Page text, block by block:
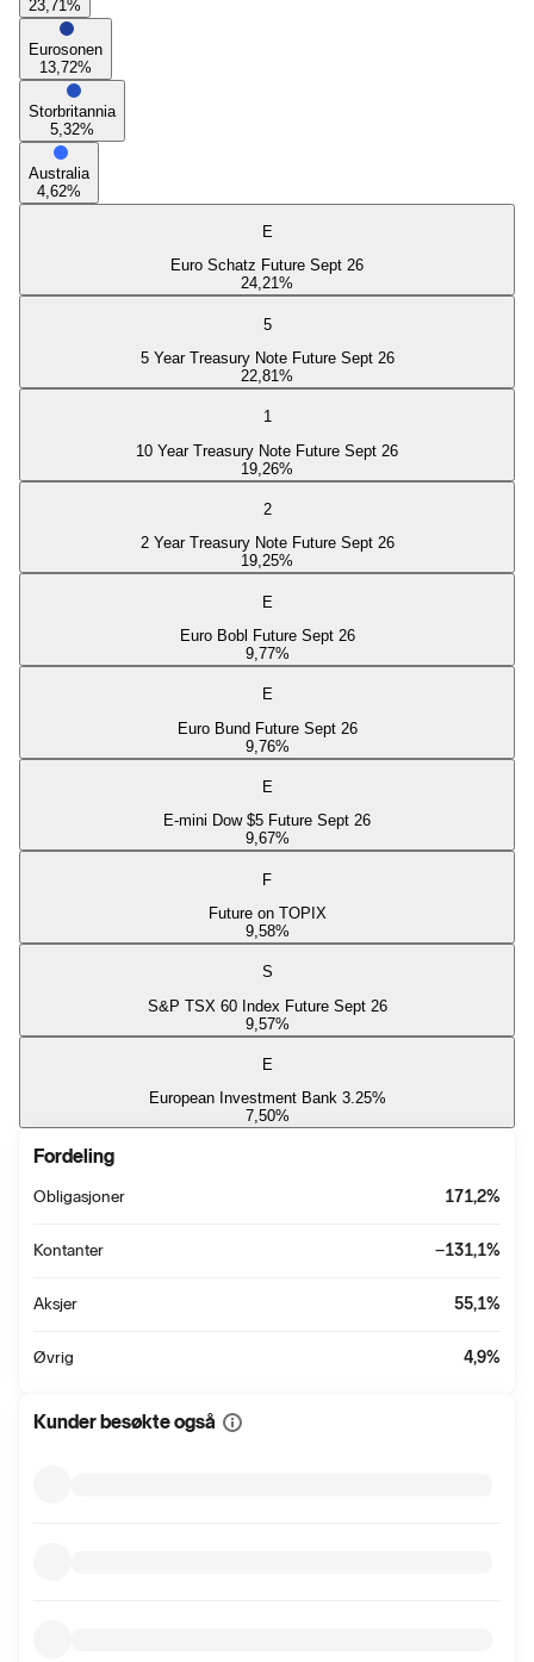
23,71 %
Eurosonen
13,72%
Storbritannia
5,32%
Australia
4,62%
E
Euro Schatz Future Sept 26
24,21%
5
5 Year Treasury Note Future Sept 26
22,81 %
1
10 Year Treasury Note Future Sept 26
19,26%
2
2 Year Treasury Note Future Sept 26
19,25%
E
Euro Bobl Future Sept 26
9,77%
E
Euro Bund Future Sept 26
9,76%
E
E-mini Dow $5 Future Sept 26
9,67%
F
Future on TOPIX
9,58%
S
S&P TSX 60 Index Future Sept 26
9,57%
E
European Investment Bank 3.25%
7,50%
Fordeling
Obligasjoner 171,2%
Kontanter −131,1%
Aksjer 55,1%
Øvrig 4,9%
Kunder besøkte også Vis